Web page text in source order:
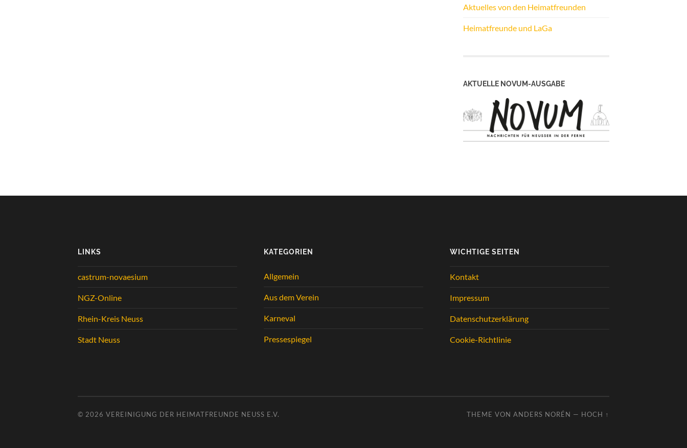
Aktuelles von den Heimatfreunden
Heimatfreunde und LaGa
AKTUELLE NOVUM-AUSGABE
LINKS
castrum-novaesium
NGZ-Online
Rhein-Kreis Neuss
Stadt Neuss
KATEGORIEN
Allgemein
Aus dem Verein
Karneval
Pressespiegel
WICHTIGE SEITEN
Kontakt
Impressum
Datenschutzerklärung
Cookie-Richtlinie
© 2026 VEREINIGUNG DER HEIMATFREUNDE NEUSS E.V. THEME VON ANDERS NORÉN — HOCH ↑